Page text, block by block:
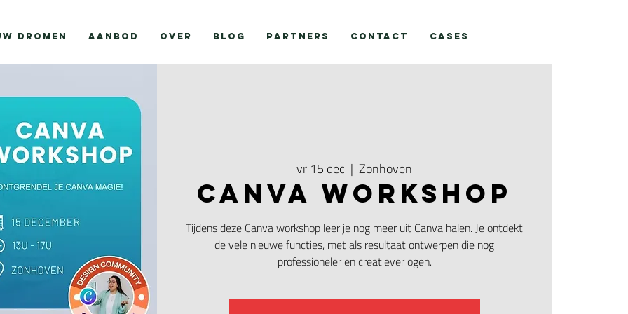
DROMEN AANBOD OVER BLOG PARTNERS Contact CASES
vr 15 dec
  |
Zonhoven
CANVA WORKSHOP
Tijdens deze Canva workshop leer je nog meer uit Canva halen. Je ontdekt
de vele nieuwe functies, met als resultaat ontwerpen die nog
professioneler en creatiever ogen.